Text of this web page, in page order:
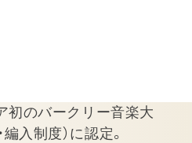
初のバークリー音楽大
入制度）に認定。